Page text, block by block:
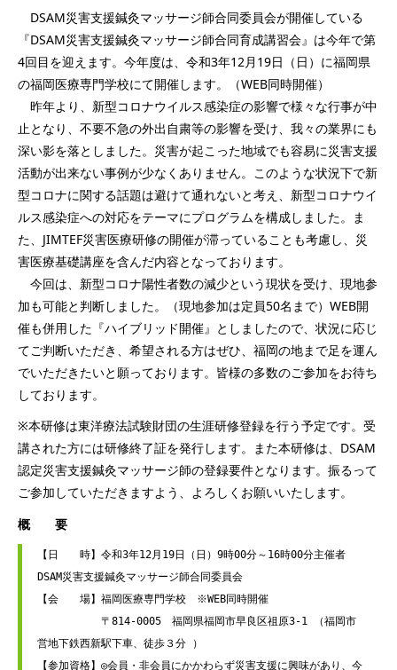
DSAM災害支援鍼灸マッサージ師合同委員会が開催している
『DSAM災害支援鍼灸マッサージ師合同育成講習会』は今年で第
4回目を迎えます。今年度は、令和3年12月19日（日）に福岡県
の福岡医療専門学校にて開催します。（WEB同時開催）
昨年より、新型コロナウイルス感染症の影響で様々な行事が中
止となり、不要不急の外出自粛等の影響を受け、我々の業界にも
深い影を落としました。災害が起こった地域でも容易に災害支援
活動が出来ない事例が少なくありません。このような状況下で新
型コロナに関する話題は避けて通れないと考え、新型コロナウイ
ルス感染症への対応をテーマにプログラムを構成しました。ま
た、JIMTEF災害医療研修の開催が滞っていることも考慮し、災
害医療基礎講座を含んだ内容となっております。
今回は、新型コロナ陽性者数の減少という現状を受け、現地参
加も可能と判断しました。（現地参加は定員50名まで）WEB開
催も併用した『ハイブリッド開催』としましたので、状況に応じ
てご判断いただき、希望される方はぜひ、福岡の地まで足を運ん
でいただきたいと願っております。皆様の多数のご参加をお待ち
しております。
※本研修は東洋療法試験財団の生涯研修登録を行う予定です。受
講された方には研修終了証を発行します。また本研修は、DSAM
認定災害支援鍼灸マッサージ師の登録要件となります。振るって
ご参加していただきますよう、よろしくお願いいたします。
概 要
【日　　時】令和3年12月19日（日）9時00分～16時00分主催者
DSAM災害支援鍼灸マッサージ師合同委員会
【会　　場】福岡医療専門学校　※WEB同時開催
〒814-0005　福岡県福岡市早良区祖原3-1 （福岡市
営地下鉄西新駅下車、徒歩３分 ）
【参加資格】◎会員・非会員にかかわらず災害支援に興味があり、今